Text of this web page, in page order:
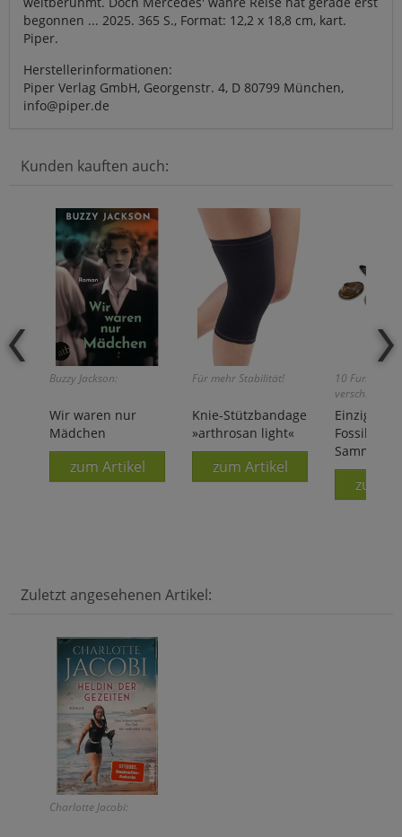
begonnen ... 2025. 365 S., Format: 12,2 x 18,8 cm, kart.
Piper.
Herstellerinformationen:
Piper Verlag GmbH, Georgenstr. 4, D 80799 München,
info@piper.de
Kunden kauften auch:
Buzzy Jackson:
Wir waren nur
Mädchen
zum Artikel
Für mehr Stabilität!
Knie-Stützbandage
»arthrosan light«
zum Artikel
10
verschiedenen
Erdzeitaltern!
Fossilien-
Sammlung
zum
Zuletzt angesehenen Artikel:
Charlotte Jacobi: